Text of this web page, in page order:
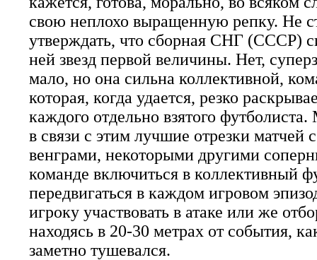
свою неплохо выращенную репку. Не
утверждать, что сборная СНГ (СССР)
ней звезд первой величины. Нет,
мало, но она сильна коллективной,
которая, когда удается, резко
каждого отдельно взятого
в связи с этим лучшие отрезки матчей
венграми, некоторыми другими
команде включиться в коллективный
передвигаться в каждом игровом
игроку участвовать в атаке или же
находясь в 20-30 метрах от события,
заметно тушевался.